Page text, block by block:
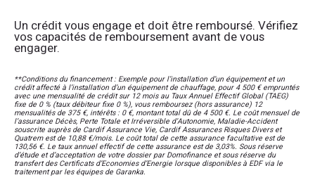
Un crédit vous engage et doit être remboursé. Vérifiez
vos capacités de remboursement avant de vous
engager.
**Conditions du financement : Exemple pour l’installation d’un équipement et un
crédit affecté à l’installation d’un équipement de chauffage, pour 4 500 € empruntés
avec une mensualité de crédit sur 12 mois au Taux Annuel Effectif Global (TAEG)
fixe de 0 % (taux débiteur fixe 0 %), vous remboursez (hors assurance) 12
mensualités de 375 €, intérêts : 0 €, montant total dû de 4 500 €. Le coût mensuel de
l’assurance Décès, Perte Totale et Irréversible d’Autonomie, Maladie-Accident
souscrite auprès de Cardif Assurance Vie, Cardif Assurances Risques Divers et
Quatrem est de 10,88 €/mois. Le coût total de cette assurance facultative est de
130,56 €. Le taux annuel effectif de cette assurance est de 3,03%. Sous réserve
d’étude et d’acceptation de votre dossier par Domofinance et sous réserve du
transfert des Certificats d’Economies d’Energie lorsque disponibles à EDF via le
traitement par les équipes de Garanka.